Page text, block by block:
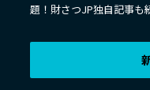
題！財さつJP独自記事も